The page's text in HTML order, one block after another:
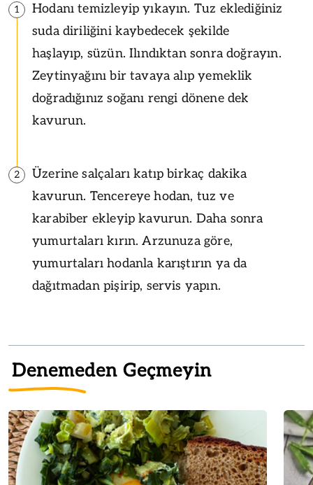
1
Hodanı temizleyip yıkayın. Tuz eklediğiniz
suda diriliğini kaybedecek şekilde
haşlayıp, süzün. Ilındıktan sonra doğrayın.
Zeytinyağını bir tavaya alıp yemeklik
doğradığınız soğanı rengi dönene dek
kavurun.
2
Üzerine salçaları katıp birkaç dakika
kavurun. Tencereye hodan, tuz ve
karabiber ekleyip kavurun. Daha sonra
yumurtaları kırın. Arzunuza göre,
yumurtaları hodanla karıştırın ya da
dağıtmadan pişirip, servis yapın.
Denemeden Geçmeyin